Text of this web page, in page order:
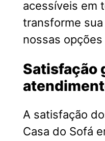
acessíveis em
transforme
nossas
Satisfação
A satisfação
Casa do Sofá